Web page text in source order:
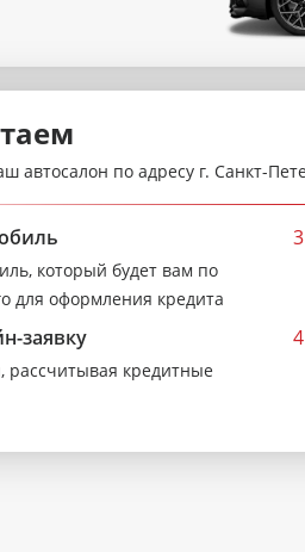
автосалон по адресу г. Санкт-
который будет вам по
для оформления кредита
заявку
рассчитывая кредитные
3
4